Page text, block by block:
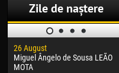
Zile de naștere
26 August
Miguel Ângelo de Sousa LEÃO
MOTA